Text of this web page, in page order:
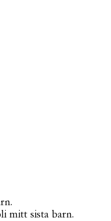
mitt sista barn.